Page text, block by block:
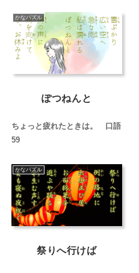
かなパズル
ぽつねんと
ちょっと疲れたときは。 口語
59
かなパズル
祭りへ行けば